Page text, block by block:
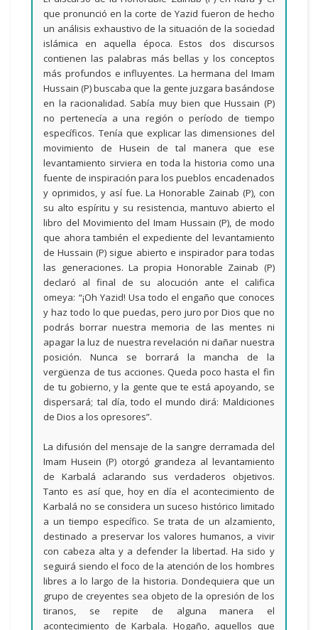
que pronunció en la corte de Yazid fueron de hecho
un análisis exhaustivo de la situación de la sociedad
islámica en aquella época. Estos dos discursos
contienen las palabras más bellas y los conceptos
más profundos e influyentes. La hermana del Imam
Hussain (P) buscaba que la gente juzgara basándose
en la racionalidad. Sabía muy bien que Hussain (P)
no pertenecía a una región o período de tiempo
específicos. Tenía que explicar las dimensiones del
movimiento de Husein de tal manera que ese
levantamiento sirviera en toda la historia como una
fuente de inspiración para los pueblos encadenados
y oprimidos, y así fue. La Honorable Zainab (P), con
su alto espíritu y su resistencia, mantuvo abierto el
libro del Movimiento del Imam Hussain (P), de modo
que ahora también el expediente del levantamiento
de Hussain (P) sigue abierto e inspirador para todas
las generaciones. La propia Honorable Zainab (P)
declaró al final de su alocución ante el califica
omeya: “¡Oh Yazid! Usa todo el engaño que conoces
y haz todo lo que puedas, pero juro por Dios que no
podrás borrar nuestra memoria de las mentes ni
apagar la luz de nuestra revelación ni dañar nuestra
posición. Nunca se borrará la mancha de la
vergüenza de tus acciones. Queda poco hasta el fin
de tu gobierno, y la gente que te está apoyando, se
dispersará; tal día, todo el mundo dirá: Maldiciones
de Dios a los opresores”.
La difusión del mensaje de la sangre derramada del
Imam Husein (P) otorgó grandeza al levantamiento
de Karbalá aclarando sus verdaderos objetivos.
Tanto es así que, hoy en día el acontecimiento de
Karbalá no se considera un suceso histórico limitado
a un tiempo específico. Se trata de un alzamiento,
destinado a preservar los valores humanos, a vivir
con cabeza alta y a defender la libertad. Ha sido y
seguirá siendo el foco de la atención de los hombres
libres a lo largo de la historia. Dondequiera que un
grupo de creyentes sea objeto de la opresión de los
tiranos, se repite de alguna manera el
acontecimiento de Karbala. Hogaño, aquellos que